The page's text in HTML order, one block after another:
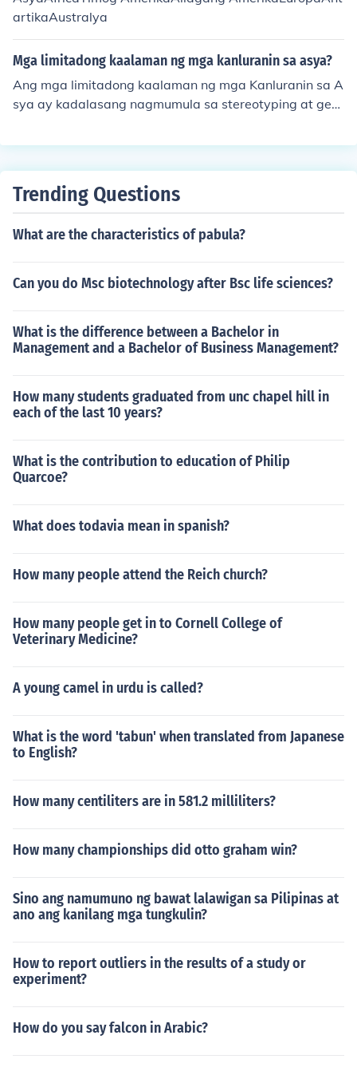
artikaAustralya
Mga limitadong kaalaman ng mga kanluranin sa asya?
Ang mga limitadong kaalaman ng mga Kanluranin sa A
sya ay kadalasang nagmumula sa stereotyping at gen
Asya ay isang homogenous na rehiyon, hindi nakikita a
at impormasyon tungkol sa mga kasaysayan at kontem
ndi pagkakaunawa sa rehiyon. Ang mga media portray
ng distorted na pananaw sa tunay na kalagayan ng m
ga bansa sa Asya.
Trending Questions
What are the characteristics of pabula?
Can you do Msc biotechnology after Bsc life sciences?
What is the difference between a Bachelor in
Management and a Bachelor of Business Management?
How many students graduated from unc chapel hill in
each of the last 10 years?
What is the contribution to education of Philip
Quarcoe?
What does todavia mean in spanish?
How many people attend the Reich church?
How many people get in to Cornell College of
Veterinary Medicine?
A young camel in urdu is called?
What is the word 'tabun' when translated from Japanese
to English?
How many centiliters are in 581.2 milliliters?
How many championships did otto graham win?
Sino ang namumuno ng bawat lalawigan sa Pilipinas at
ano ang kanilang mga tungkulin?
How to report outliers in the results of a study or
experiment?
How do you say falcon in Arabic?